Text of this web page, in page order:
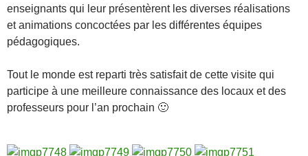
enseignants qui leur présentèrent les diverses réalisations
et animations concoctées par les différentes équipes
pédagogiques.
Tout le monde est reparti très satisfait de cette visite qui
participe à une meilleure connaissance des locaux et des
professeurs pour l’an prochain 🙂